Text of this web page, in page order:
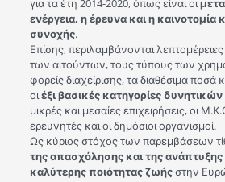
για τα έτη 2014-2020, όπως είναι οι
ενέργεια, η έρευνα και η καινοτομία
συνοχής.
Επίσης, περιλαμβάνονται λεπτομέρειες
των αιτούντων, τους τύπους των
φορείς διαχείρισης, τα διαθέσιμα ποσά
οιέξι βασικές κατηγορίες
μικρές και μεσαίες επιχειρήσεις, οι
ερευνητές και οι δημόσιοι οργανισμοί.
Ως κύριος στόχος των παρεμβάσεων
της απασχόλησης και της ανάπτυξης
καλύτερης ποιότητας ζωήςστην